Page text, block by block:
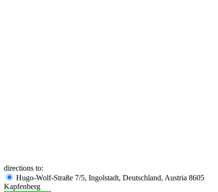
directions to:
Hugo-Wolf-Straße 7/5, Ingolstadt, Deutschland, Austria 8605
Kapfenberg